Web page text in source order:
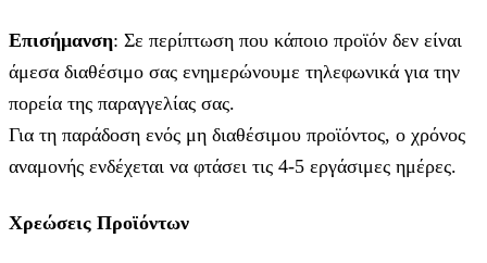
Επισήμανση: Σε περίπτωση που κάποιο προϊόν δεν είναι
άμεσα διαθέσιμο σας ενημερώνουμε τηλεφωνικά για την
πορεία της παραγγελίας σας.
Για τη παράδοση ενός μη διαθέσιμου προϊόντος, ο χρόνος
αναμονής ενδέχεται να φτάσει τις 4-5 εργάσιμες ημέρες.
Χρεώσεις Προϊόντων